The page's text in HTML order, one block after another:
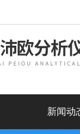
新闻动